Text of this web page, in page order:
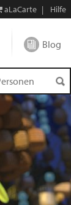
aLaCarte | Hilfe
Blog